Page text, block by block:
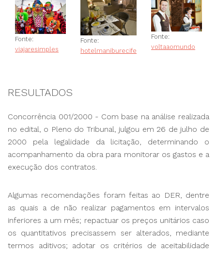
Fonte:
viajaresimples
Fonte:
hotelmaniburecife
Fonte:
voltaaomundo
RESULTADOS
Concorrência 001/2000 - Com base na análise realizada
no edital, o Pleno do Tribunal, julgou em 26 de julho de
2000 pela legalidade da licitação, determinando o
acompanhamento da obra para monitorar os gastos e a
execução dos contratos.
Algumas recomendações foram feitas ao DER, dentre
as quais a de não realizar pagamentos em intervalos
inferiores a um mês; repactuar os preços unitários caso
os quantitativos precisassem ser alterados, mediante
termos aditivos; adotar os critérios de aceitabilidade